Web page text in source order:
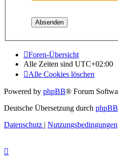
Foren-Übersicht
Alle Zeiten sind UTC+02:00
Alle Cookies löschen
Powered by phpBB® Forum
Deutsche Übersetzung durch
Datenschutz | Nutzungsbedingungen